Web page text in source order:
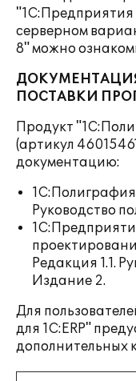
"1С:Предприятия
серверном
8" можно
ПОСТАВКИ
Продукт
(артикул
документацию:
1С:Полиграфия
Руководство
Редакция 1.1.
Издание 2.
Для
для 1С:ERP"
дополнительных